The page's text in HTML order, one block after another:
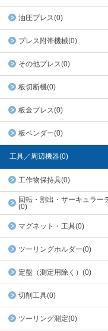
油圧プレス(0)
プレス附帯機械(0)
その他プレス(0)
板切断機(0)
板金プレス(0)
板ベンダー(0)
工具／周辺機器(0)
工作物保持具(0)
回転・割出・サーキュラー
(0)
マグネット・工具(0)
ツーリングホルダー(0)
定盤（測定用除く）(0)
切削工具(0)
ツーリング測定(0)